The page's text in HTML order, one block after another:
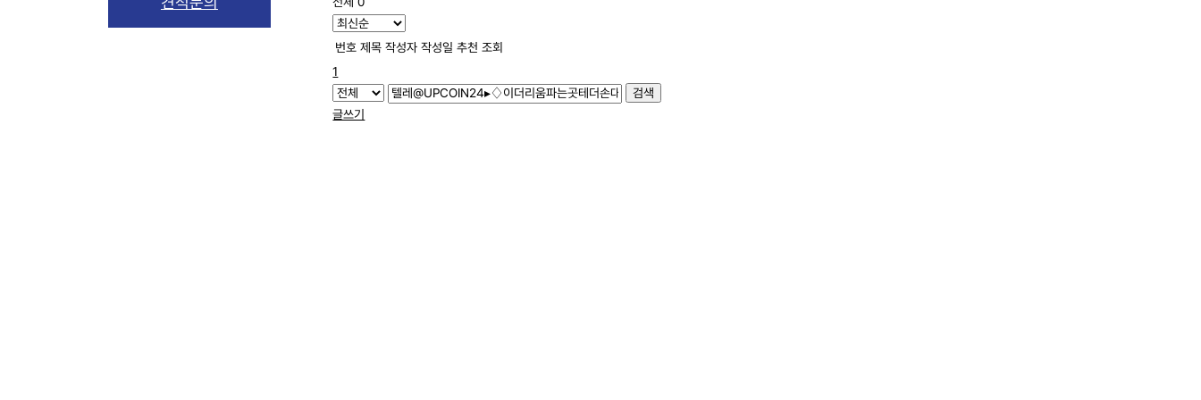
번호 제목 작성자 작성일 추천 조회
1
검색
글쓰기